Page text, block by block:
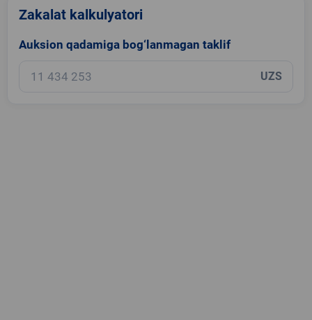
Zakalat kalkulyatori
Auksion qadamiga bog‘lanmagan taklif
UZS